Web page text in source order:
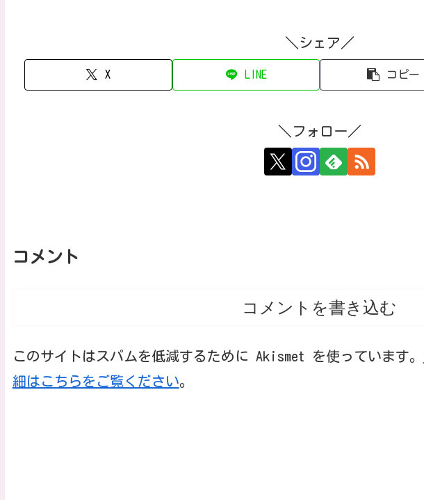
＼シェア／
X LINE コピー
＼フォロー／
コメント
コメントを書き込む
このサイトはスパムを低減するために Akismet を使っています。
細はこちらをご覧ください。